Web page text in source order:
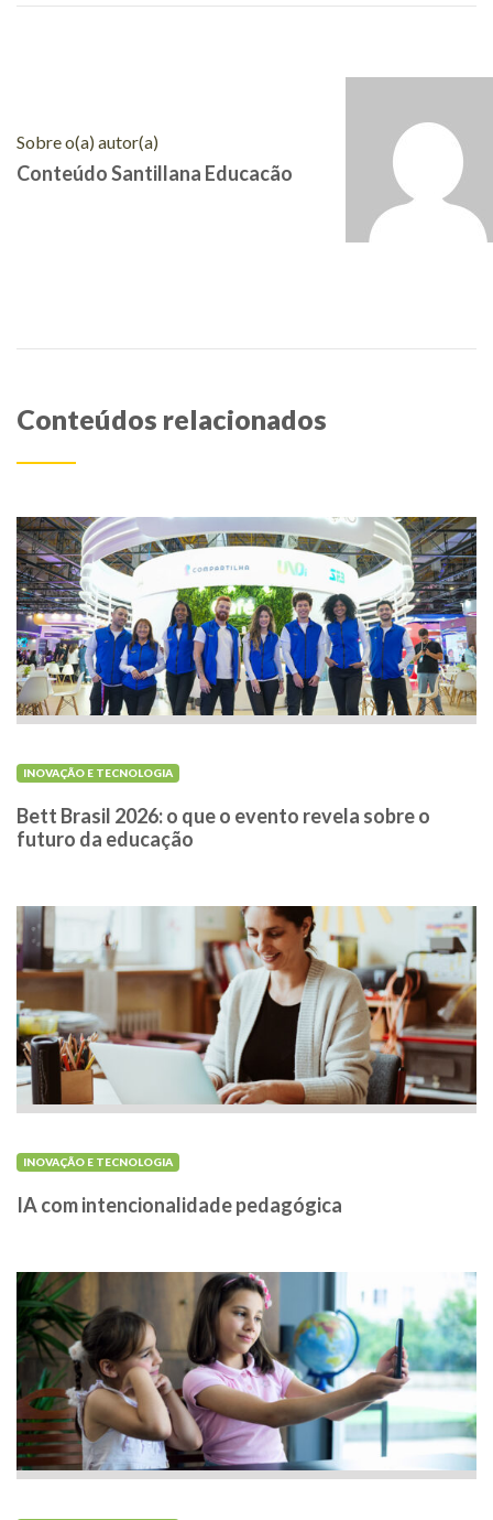
Sobre o(a) autor(a)
Conteúdo Santillana Educacão
Conteúdos relacionados
INOVAÇÃO E TECNOLOGIA
Bett Brasil 2026: o que o evento revela sobre o
futuro da educação
INOVAÇÃO E TECNOLOGIA
IA com intencionalidade pedagógica